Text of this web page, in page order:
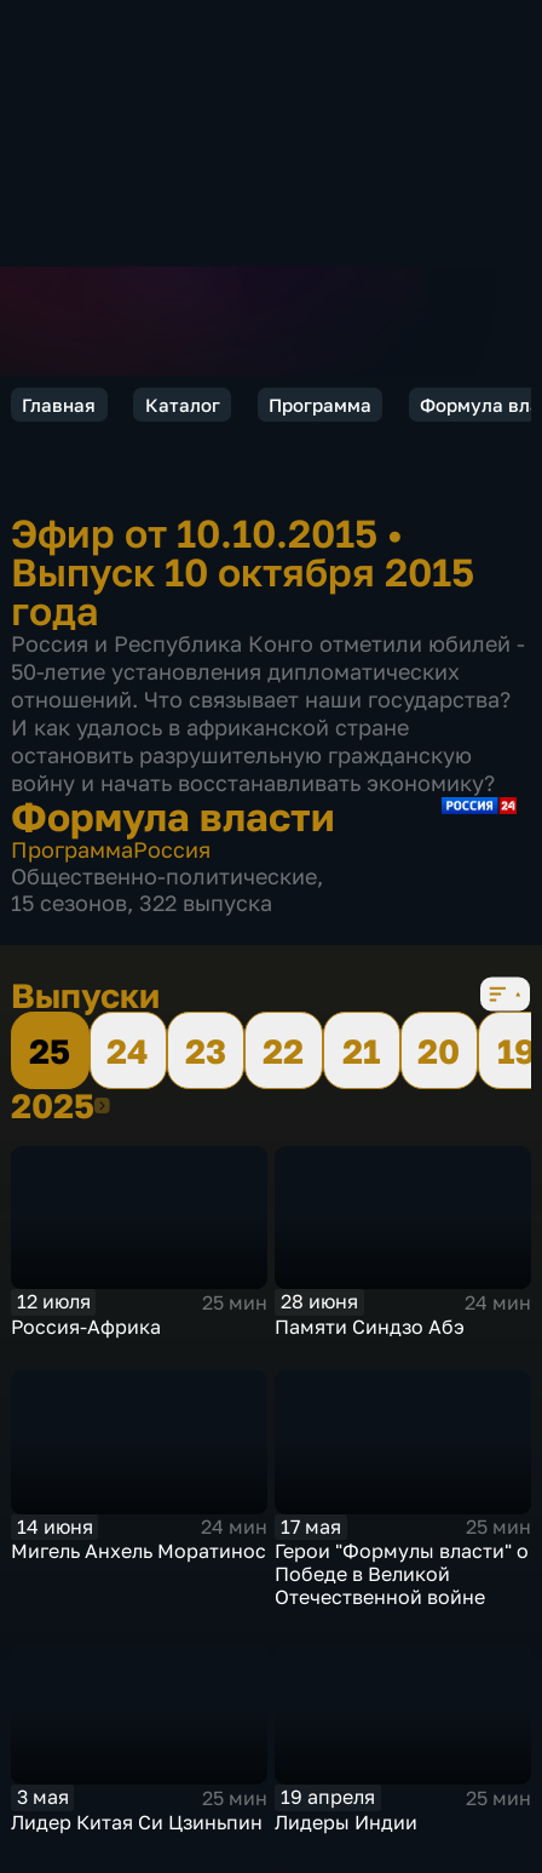
Главная Каталог Программа Формула
Эфир от 10.10.2015 •
Выпуск 10 октября 2015
года
Россия и Республика Конго отметили юбилей -
50-летие установления дипломатических
отношений. Что связывает наши государства?
И как удалось в африканской стране
остановить разрушительную гражданскую
войну и начать восстанавливать экономику?
Формула власти
ПрограммаРоссия
Общественно-политические,
15 сезонов, 322 выпуска
Выпуски
25
24 23 22 21 20
19
20252025
12 июля
25 мин
Россия-Африка
28 июня
24 мин
Памяти Синдзо Абэ
14 июня
24 мин
Мигель Анхель Моратинос
17 мая
25 мин
Герои "Формулы власти" о
Победе в Великой
Отечественной войне
3 мая
25 мин
Лидер Китая Си Цзиньпин
19 апреля
25 мин
Лидеры Индии